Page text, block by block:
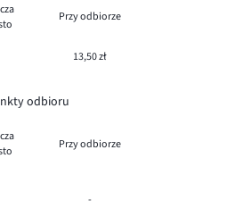
Przy odbiorze
13,50 zł
odbioru
Przy odbiorze
-